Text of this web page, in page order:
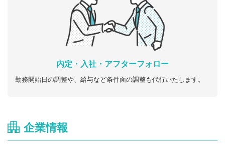
内定・入社・アフターフォロー
勤務開始日の調整や、給与など条件面の調整も代行いたします。
企業情報